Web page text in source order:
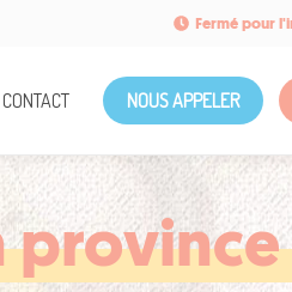
Fermé pour
CONTACT NOUS APPELER